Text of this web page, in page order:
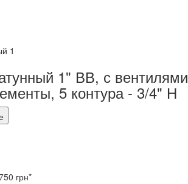
1" ВВ, с вентилями
5 контура - 3/4" Н
грн*